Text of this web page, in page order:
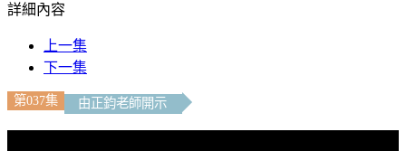
詳細內容
上一集
下一集
第037集 由正鈞老師開示